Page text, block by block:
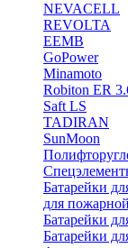
NEVACELL
REVOLTA
EEMB
GoPower
Minamoto
Robiton ER
Saft LS
TADIRAN
SunMoon
Батарейки
для
Батарейки
Батарейки